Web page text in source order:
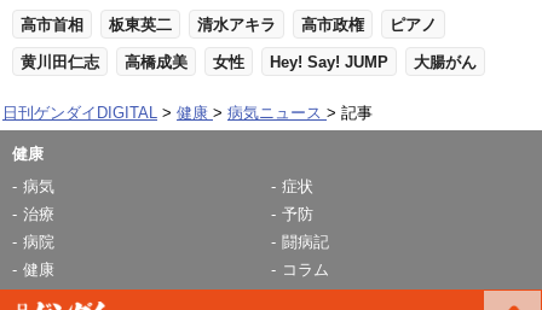
高市首相 板東英二 清水アキラ 高市政権 ピアノ
黄川田仁志 高橋成美 女性 Hey! Say! JUMP 大腸がん
日刊ゲンダイDIGITAL 健康 病気ニュース 記事
健康
病気
症状
治療
予防
病院
闘病記
健康
コラム